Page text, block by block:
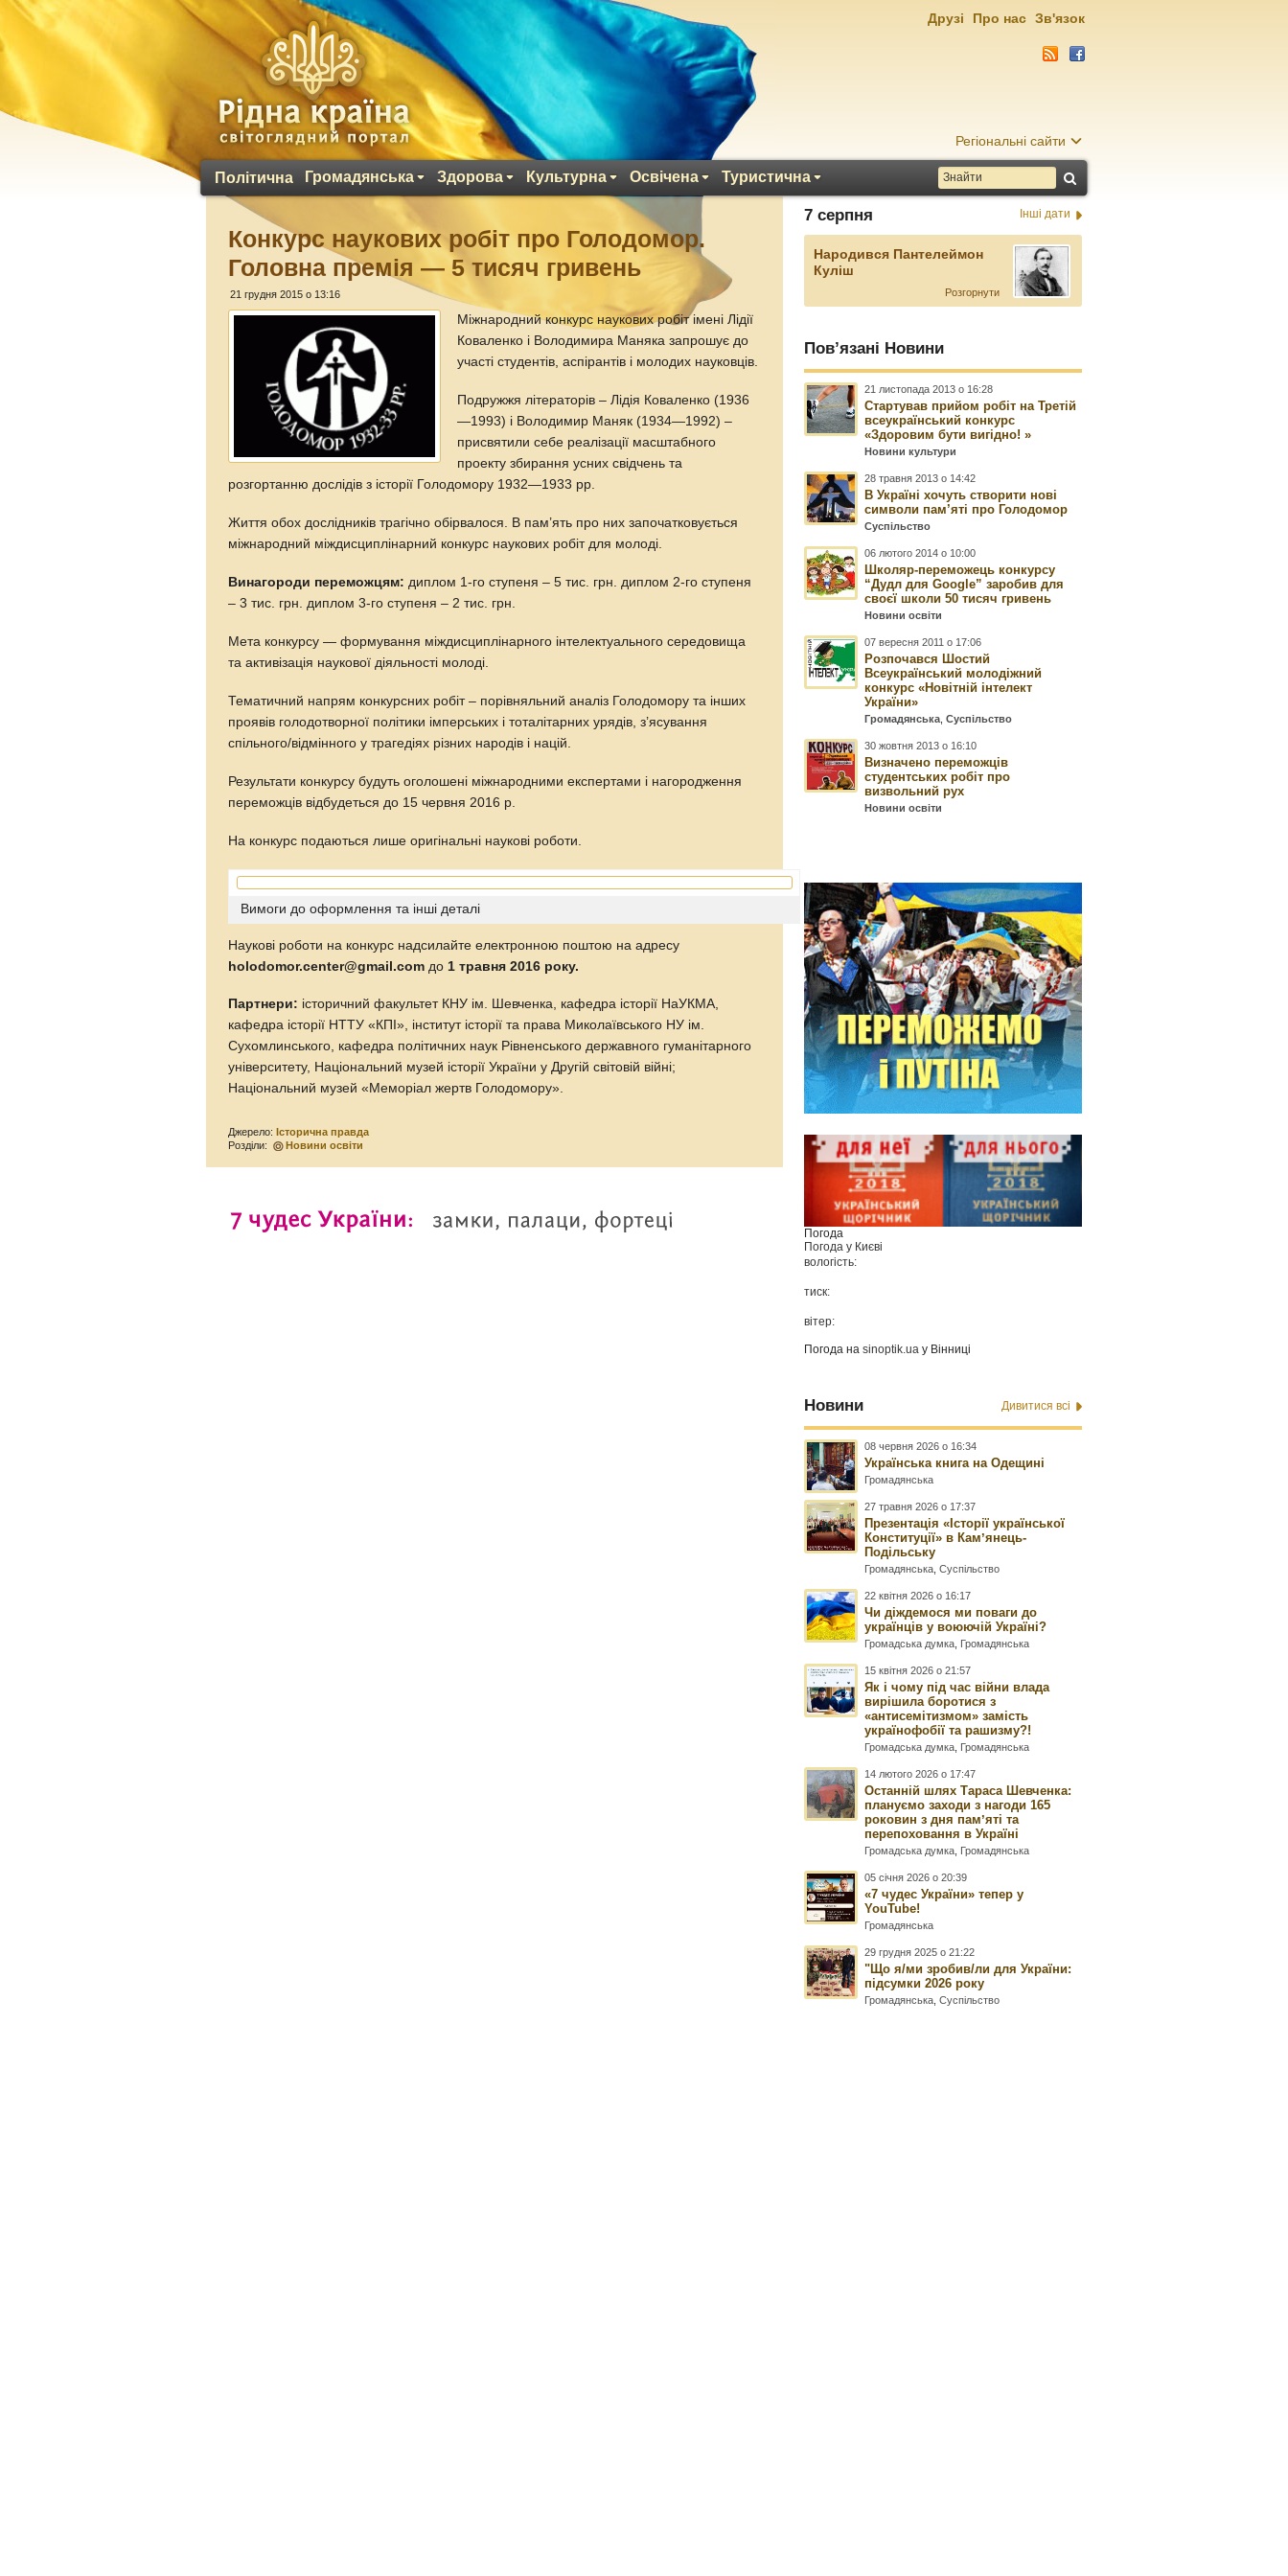
Регіональні сайти
Політична Громадянська Здорова Культурна Освічена Туристична
Друзі Про нас Зв'язок
Конкурс наукових робіт про Голодомор.
Головна премія — 5 тисяч гривень
21 грудня 2015 о 13:16
Міжнародний конкурс наукових робіт імені Лідії
Коваленко і Володимира Маняка запрошує до
участі студентів, аспірантів і молодих науковців.
Подружжя літераторів – Лідія Коваленко (1936
—1993) і Володимир Маняк (1934—1992) –
присвятили себе реалізації масштабного
проекту збирання усних свідчень та
розгортанню дослідів з історії Голодомору 1932—1933 рр.
Життя обох дослідників трагічно обірвалося. В пам’ять про них започатковується
міжнародний міждисциплінарний конкурс наукових робіт для молоді.
Винагороди переможцям: диплом 1-го ступеня – 5 тис. грн. диплом 2-го ступеня
– 3 тис. грн. диплом 3-го ступеня – 2 тис. грн.
Мета конкурсу — формування міждисциплінарного інтелектуального середовища
та активізація наукової діяльності молоді.
Тематичний напрям конкурсних робіт – порівняльний аналіз Голодомору та інших
проявів голодотворної політики імперських і тоталітарних урядів, з’ясування
спільного/відмінного у трагедіях різних народів і націй.
Результати конкурсу будуть оголошені міжнародними експертами і нагородження
переможців відбудеться до 15 червня 2016 р.
На конкурс подаються лише оригінальні наукові роботи.
Вимоги до оформлення та інші деталі
Наукові роботи на конкурс надсилайте електронною поштою на адресу
holodomor.center@gmail.com до 1 травня 2016 року.
Партнери: історичний факультет КНУ ім. Шевченка, кафедра історії НаУКМА,
кафедра історії НТТУ «КПІ», інститут історії та права Миколаївського НУ ім.
Сухомлинського, кафедра політичних наук Рівненського державного гуманітарного
університету, Національний музей історії України у Другій світовій війні;
Національний музей «Меморіал жертв Голодомору».
Джерело: Історична правда
Розділи:
Новини освіти
7 серпня Інші дати
Народився Пантелеймон
Куліш
Розгорнути
Пов’язані Новини
21 листопада 2013 о 16:28
Стартував прийом робіт на Третій
всеукраїнський конкурс
«Здоровим бути вигідно! »
Новини культури
28 травня 2013 о 14:42
В Україні хочуть створити нові
символи пам’яті про Голодомор
Суспільство
06 лютого 2014 о 10:00
Школяр-переможець конкурсу
“Дудл для Google” заробив для
своєї школи 50 тисяч гривень
Новини освіти
07 вересня 2011 о 17:06
Розпочався Шостий
Всеукраїнський молодіжний
конкурс «Новітній інтелект
України»
Громадянська ,Суспільство
30 жовтня 2013 о 16:10
Визначено переможців
студентських робіт про
визвольний рух
Новини освіти
Погода
Погода у Києві
вологість:
тиск:
вітер:
Погода наsinoptik.ua у Вінниці
Новини Дивитися всі
08 червня 2026 о 16:34
Українська книга на Одещині
Громадянська
27 травня 2026 о 17:37
Презентація «Історії української
Конституції» в Камʼянець-
Подільську
Громадянська ,Суспільство
22 квітня 2026 о 16:17
Чи діждемося ми поваги до
українців у воюючій Україні?
Громадська думка Громадянська
15 квітня 2026 о 21:57
Як і чому під час війни влада
вирішила боротися з
«антисемітизмом» замість
українофобії та рашизму?!
Громадська думка Громадянська
14 лютого 2026 о 17:47
Останній шлях Тараса Шевченка:
плануємо заходи з нагоди 165
роковин з дня памʼяті та
перепоховання в Україні
Громадська думка Громадянська
05 січня 2026 о 20:39
«7 чудес України» тепер у
YouTube!
Громадянська
29 грудня 2025 о 21:22
"Що я/ми зробив/ли для України:
підсумки 2026 року
Громадянська ,Суспільство